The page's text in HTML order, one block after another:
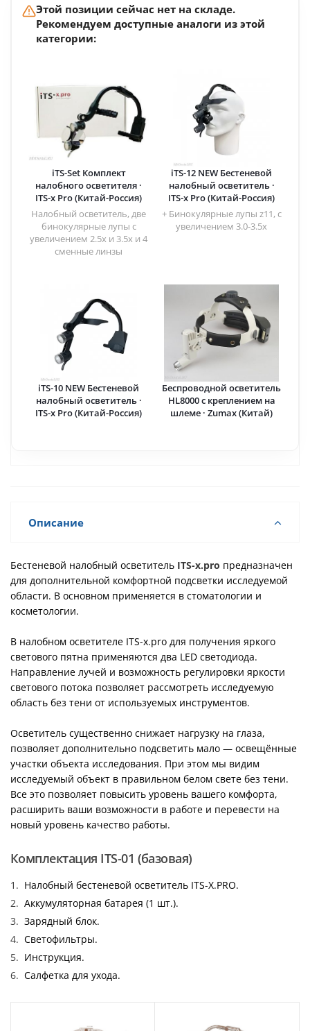
Этой позиции сейчас нет на складе.
Рекомендуем доступные аналоги из этой
категории:
iTS-Set Комплект
налобного осветителя ·
ITS-x Pro (Китай-Россия)
Налобный осветитель, две
бинокулярные лупы с
увеличением 2.5x и 3.5x и 4
сменные линзы
iTS-12 NEW Бестеневой
налобный осветитель ·
ITS-x Pro (Китай-Россия)
+ Бинокулярные лупы z11, с
увеличением 3.0-3.5х
iTS-10 NEW Бестеневой
налобный осветитель ·
ITS-x Pro (Китай-Россия)
Беспроводной осветитель
HL8000 с креплением на
шлеме · Zumax (Китай)
Описание
Бестеневой налобный осветитель ITS-x.pro предназначен
для дополнительной комфортной подсветки исследуемой
области. В основном применяется в стоматологии и
косметологии.
В налобном осветителе ITS-x.pro для получения яркого
светового пятна применяются два LED светодиода.
Направление лучей и возможность регулировки яркости
светового потока позволяет рассмотреть исследуемую
область без тени от используемых инструментов.
Осветитель существенно снижает нагрузку на глаза,
позволяет дополнительно подсветить мало — освещённые
участки объекта исследования. При этом мы видим
исследуемый объект в правильном белом свете без тени.
Все это позволяет повысить уровень вашего комфорта,
расширить ваши возможности в работе и перевести на
новый уровень качество работы.
Комплектация ITS-01 (базовая)
Налобный бестеневой осветитель ITS-X.PRO.
Аккумуляторная батарея (1 шт.).
Зарядный блок.
Светофильтры.
Инструкция.
Салфетка для ухода.